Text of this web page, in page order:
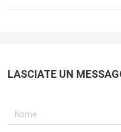
LASCIATE UN